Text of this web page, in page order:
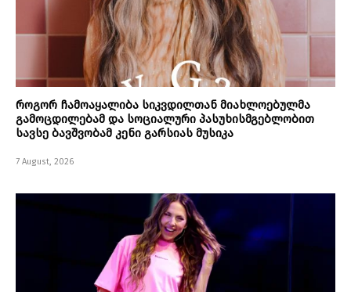
როგორ ჩამოაყალიბა სიკვდილთან მიახლოებულმა
გამოცდილებამ და სოციალური პასუხისმგებლობით
სავსე ბავშვობამ კენი გარსიას მუსიკა
7 August, 2026